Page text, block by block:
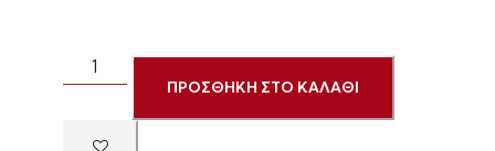
ΠΡΟΣΘΗΚΗ ΣΤΟ ΚΑΛΑΘΙ